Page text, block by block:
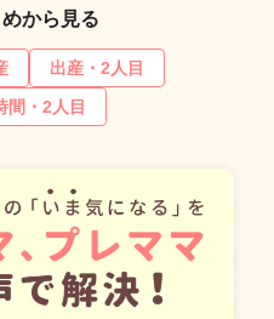
から見る
出産・2人目
間・2人目